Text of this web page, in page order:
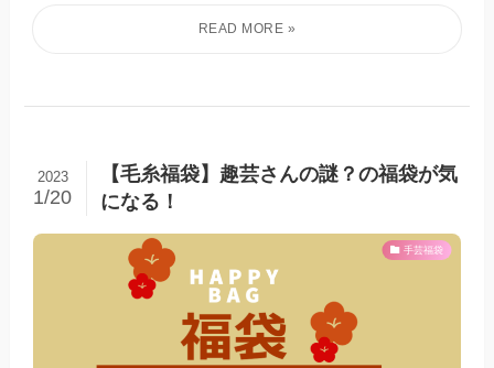
【毛糸福袋】趣芸さんの謎？の福袋が気
になる！
2023
1/20
手芸福袋